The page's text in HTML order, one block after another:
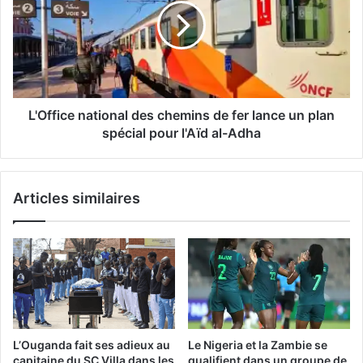
chemins
de
fer
lance
un
plan
spécial
al-
L'Office national des chemins de fer lance un plan
spécial pour l'Aïd al-Adha
Articles similaires
L’Ouganda fait ses adieux au
Le Nigeria et la Zambie se